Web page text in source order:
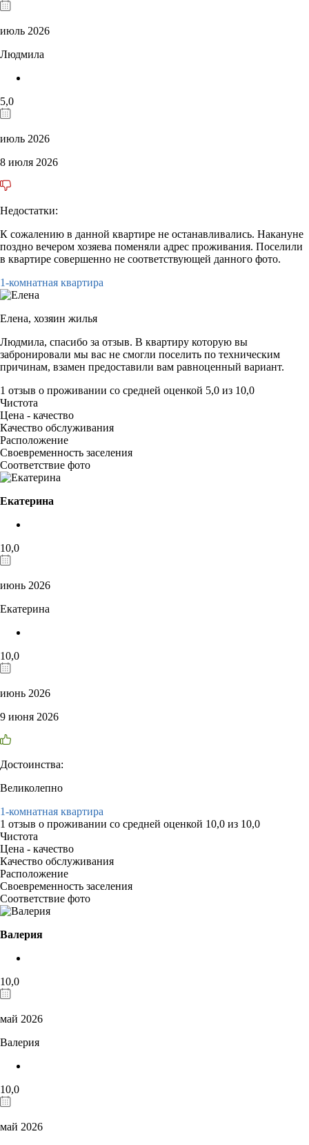
июль 2026
Людмила
5,0
июль 2026
8 июля 2026
Недостатки:
К сожалению в данной квартире не останавливались. Накануне
поздно вечером хозяева поменяли адрес проживания. Поселили
в квартире совершенно не соответствующей данного фото.
1-комнатная квартира
Елена, хозяин жилья
Людмила, спасибо за отзыв. В квартиру которую вы
забронировали мы вас не смогли поселить по техническим
причинам, взамен предоставили вам равноценный вариант.
1 отзыв о проживании со средней оценкой 5,0 из 10,0
Чистота
Цена - качество
Качество обслуживания
Расположение
Своевременность заселения
Соответствие фото
Екатерина
10,0
июнь 2026
Екатерина
10,0
июнь 2026
9 июня 2026
Достоинства:
Великолепно
1-комнатная квартира
1 отзыв о проживании со средней оценкой 10,0 из 10,0
Чистота
Цена - качество
Качество обслуживания
Расположение
Своевременность заселения
Соответствие фото
Валерия
10,0
май 2026
Валерия
10,0
май 2026